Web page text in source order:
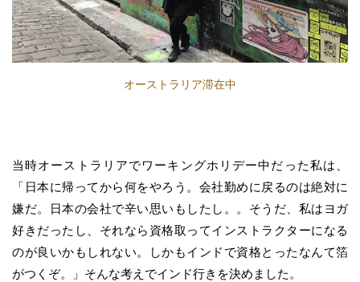
オーストラリア滞在中
当時オーストラリアでワーキングホリデー中だった私は、
「日本に帰ってから何をやろう。会社勤めに戻るのは絶対に
嫌だ。日本の会社で辛い思いもしたし。。そうだ、私はヨガ
好きだったし、それなら資格取ってインストラクターになる
のが良いかもしれない。しかもインドで資格とったなんて箔
がつくぞ。」そんな考えでインド行きを決めました。